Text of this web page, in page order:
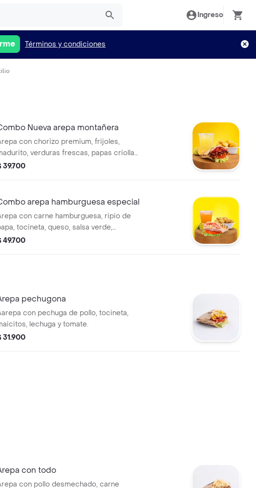
Ingreso
Términos y condiciones
Nueva arepa montañera
con chorizo premium, frijoles,
verduras frescas, papas criollas
bebida.
39.700
arepa hamburguesa especial
con carne hamburguesa, ripio de
tocineta, queso, salsa verde,
lechuga, papas, agua de panela.
49.700
pechugona
con pechuga de pollo, tocineta,
lechuga y tomate.
31.900
con todo
con pollo desmechado, carne